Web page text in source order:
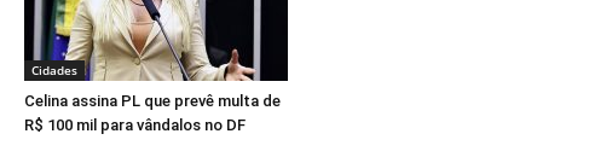
Cidades
Celina assina PL que prevê multa de
R$ 100 mil para vândalos no DF